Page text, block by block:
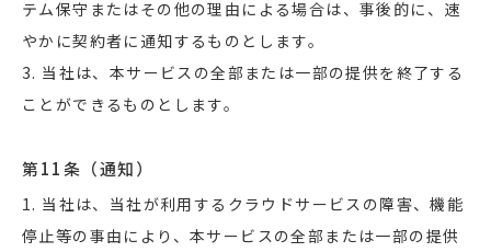
テム保守またはその他の理由による場合は、事後的に、速
やかに契約者に通知するものとします。
3. 当社は、本サービスの全部または一部の提供を終了する
ことができるものとします。
第11条（通知）
1. 当社は、当社が利用するクラウドサービスの障害、機能
停止等の事由により、本サービスの全部または一部の提供